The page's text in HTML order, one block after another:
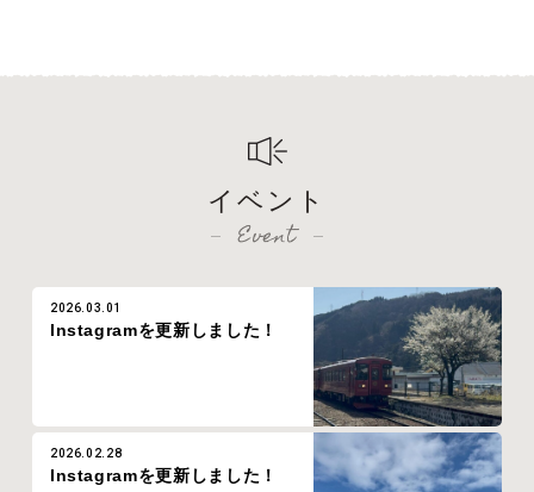
イベント
Event
2026.03.01
Instagramを更新しました！
2026.02.28
Instagramを更新しました！